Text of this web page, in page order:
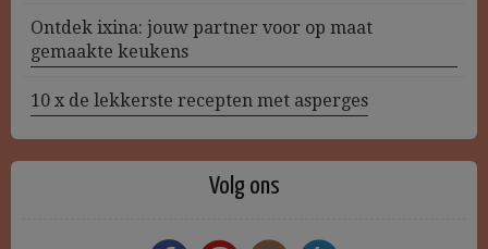
Ontdek ixina: jouw partner voor op maat
gemaakte keukens
10 x de lekkerste recepten met asperges
Volg ons